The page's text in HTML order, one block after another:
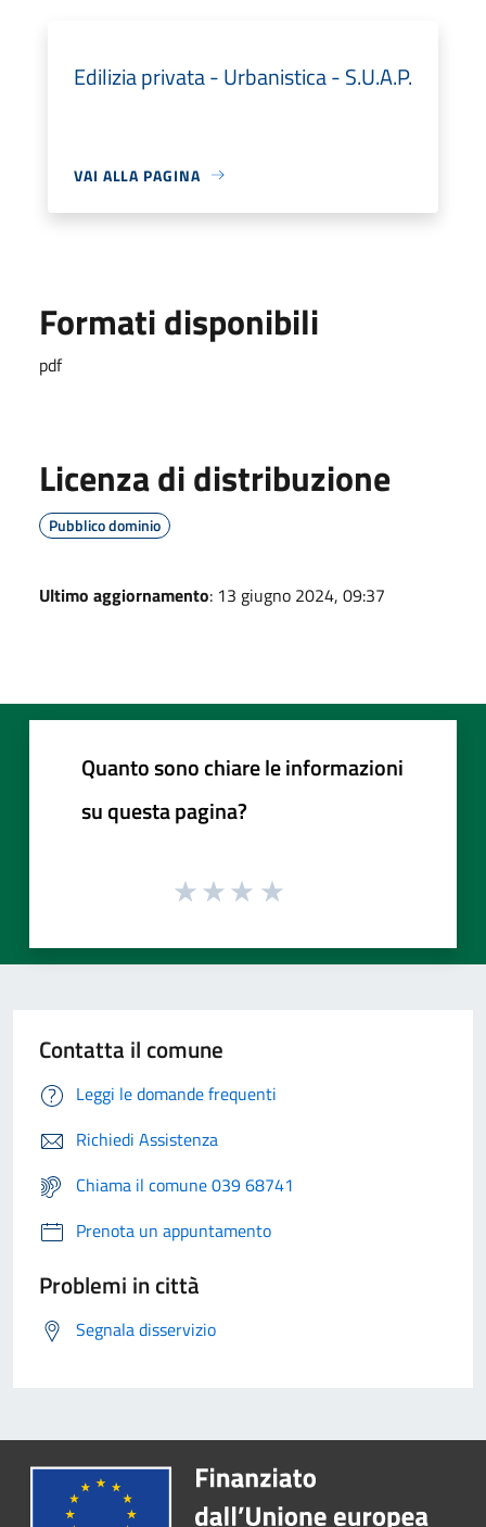
Edilizia privata - Urbanistica - S.U.A.P.
VAI ALLA PAGINA
Formati disponibili
pdf
Licenza di distribuzione
Pubblico dominio
Ultimo aggiornamento: 13 giugno 2024, 09:37
Quanto sono chiare le informazioni
su questa pagina?
Contatta il comune
Leggi le domande frequenti
Richiedi Assistenza
Chiama il comune 039 68741
Prenota un appuntamento
Problemi in città
Segnala disservizio